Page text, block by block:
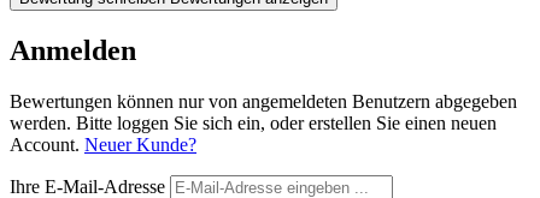
Anmelden
Bewertungen können nur von angemeldeten Benutzern abgegeben
werden. Bitte loggen Sie sich ein, oder erstellen Sie einen neuen
Account. Neuer Kunde?
Ihre E-Mail-Adresse